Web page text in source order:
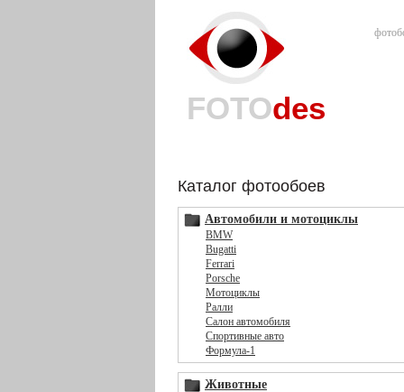
FOTOdes
Каталог фотообоев
Автомобили и мотоциклы
BMW
Bugatti
Ferrari
Porsche
Мотоциклы
Ралли
Салон автомобиля
Спортивные авто
Формула-1
Животные